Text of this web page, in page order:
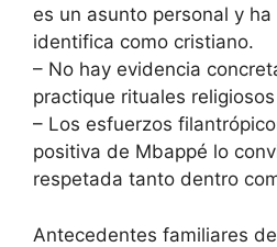
es un asunto personal y
identifica como cristiano.
– No hay evidencia
practique rituales
– Los esfuerzos
positiva de Mbappé lo
respetada tanto dentro
Antecedentes familiares